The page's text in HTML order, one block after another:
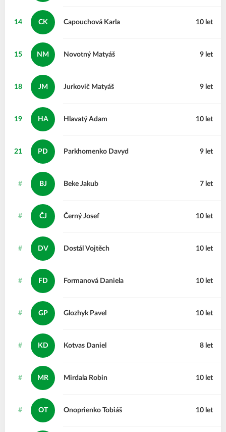
14 CK Karla
Capouchová 10 let
15 NM Matyáš
Novotný 9 let
18 JM Matyáš
Jurkovič 9 let
19 HA Adam
Hlavatý 10 let
21 PD Davyd
Parkhomenko 9 let
# BJ Jakub
Beke 7 let
# ČJ Josef
Černý 10 let
# DV Vojtěch
Dostál 10 let
# FD Daniela
Formanová 10 let
# GP Pavel
Glozhyk 10 let
# KD Daniel
Kotvas 8 let
# MR Robin
Mirdala 10 let
# OT Tobiáš
Onoprienko 10 let